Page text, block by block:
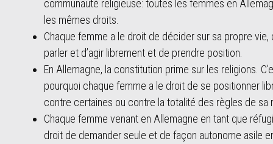
communauté religieuse: toutes les femmes en
les mêmes droits.
Chaque femme a le droit de décider sur sa propre vie,
parler et d’agir librement et de prendre position.
En Allemagne, la constitution prime sur les religions.
pourquoi chaque femme a le droit de se positionner
contre certaines ou contre la totalité des règles de sa
Chaque femme venant en Allemagne en tant que
droit de demander seule et de façon autonome asile